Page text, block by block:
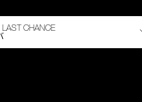
CHANCE